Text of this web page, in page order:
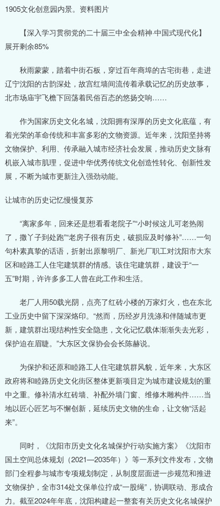
1905文化创意园内景。资料图片
【深入学习贯彻党的二十届三中全会精神·中国式现代化】
展开剩余85%
秋雨蒙蒙，踏着中街石板，穿过百年商埠的古宅街巷，走进
辽宁沈阳的古韵深处，故宫红墙间流传着承载记忆的历史故事，
北市场庙宇飞檐下回荡着民俗百态的悠扬交响……
作为国家历史文化名城，沈阳拥有深厚的历史文化底蕴，有
着光荣的革命传统和丰富多彩的文物资源。近年来，沈阳坚持将
文物保护、利用、传承融入城市经济社会发展，推动历史文脉有
机嵌入城市肌理，促进中华优秀传统文化创造性转化、创新性发
展，不断为城市更新注入强劲动能。
让城市的历史记忆慢慢复苏
“离家多年，回来还是想看看老院子”“小时候这儿可老热闹
了，撒丫子到处跑”“老房子很有历史，破损应及时修补”……一句
句朴素真挚的话语，折射出原黎明厂、新光厂职工对沈阳市大东
区和睦路工人住宅建筑群的情感。该住宅建筑群，建设于“一
五”时期，许许多多工人曾在此工作和生活。
老厂人用50载光阴，点亮了红砖小楼的万家灯火，也在东北
工业历史中留下深深烙印。“然而，历经岁月洗涤和伴随城市更
新，建筑群出现结构性安全隐患，文化记忆载体渐渐失去光彩，
保护迫在眉睫。”大东区文保协会会长陈赫说。
为保护和还原和睦路工人住宅建筑群风貌，近年来，大东区
政府将和睦路历史文化街区整体更新项目定为城市建设规划的重
中之重。修补清水红砖墙、补配外墙门窗、维修木雕构件……当
地以匠心匠艺与不懈创新，延续历史文物的生命，让文物“活起
来”。
同时，《沈阳市历史文化名城保护行动实施方案》《沈阳市
国土空间总体规划（2021—2035年）》等一系列文件发布，文物
部门全程参与城市专项规划制定，从制度层面进一步规范和推进
文物保护，全市314处文保单位拧成“一股绳”，协调联动、形成合
力。截至2024年年底，沈阳构建起一整套有关历史文化名城保护